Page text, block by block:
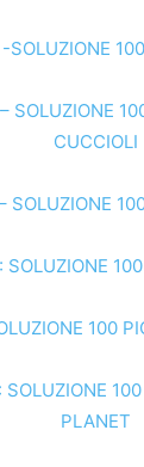
SOLUZIONE
SOLUZIONE
CUCCIOLI
SOLUZIONE
SOLUZIONE
100
SOLUZIONE
PLANET